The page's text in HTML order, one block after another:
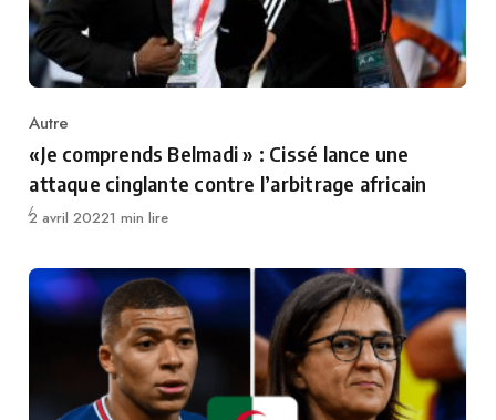
Category
Autre
«Je comprends Belmadi » : Cissé lance une
attaque cinglante contre l’arbitrage africain
Publié
2 avril 20221 min lire